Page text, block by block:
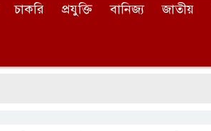
চাকরি প্রযুক্তি বানিজ্য জাতীয়